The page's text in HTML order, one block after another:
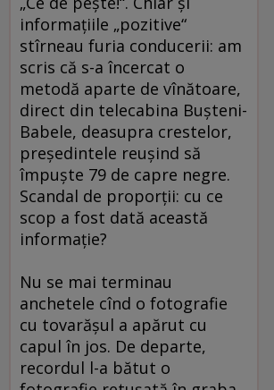
informaţiile „pozitive“
stîrneau furia conducerii: am
scris că s-a încercat o
metodă aparte de vînătoare,
direct din telecabina Buşteni-
Babele, deasupra crestelor,
preşedintele reuşind să
împuşte 79 de capre negre.
Scandal de proporţii: cu ce
scop a fost dată această
informaţie?
Nu se mai terminau
anchetele cînd o fotografie
cu tovarăşul a apărut cu
capul în jos. De departe,
recordul l-a bătut o